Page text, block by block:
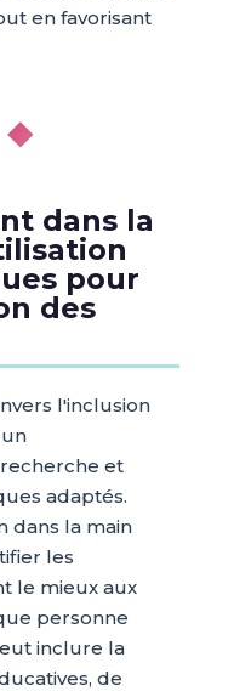
en favorisant
dans la
pour
des
l'inclusion
et
adaptés.
dans la main
les
le mieux aux
personne
inclure la
de